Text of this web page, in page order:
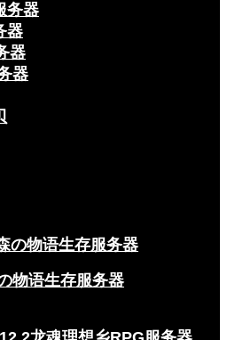
务器
器
器
器
物语生存服务器